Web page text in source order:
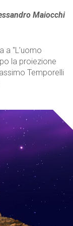
Maiocchi
a "L’uomo
la proiezione
Temporelli